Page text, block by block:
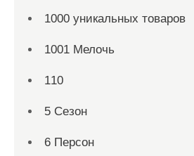
1000 уникальных товаров
1001 Мелочь
110
5 Сезон
6 Персон